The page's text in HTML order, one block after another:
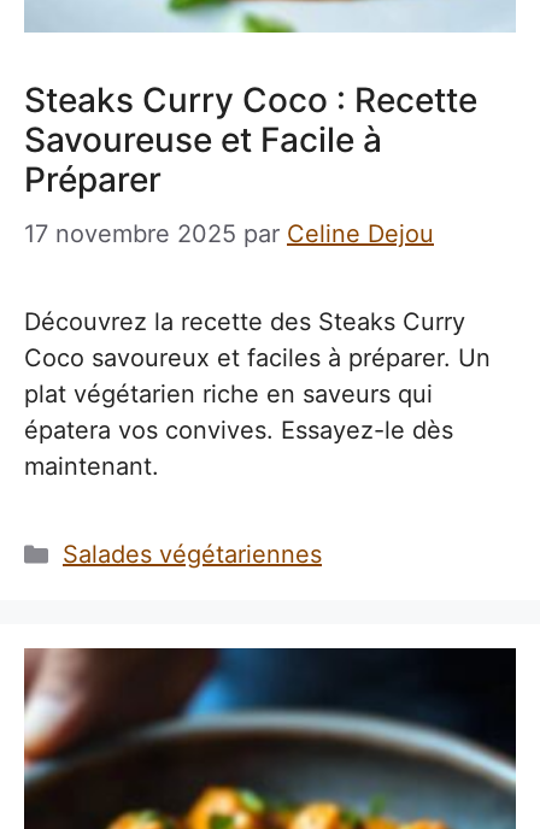
Steaks Curry Coco : Recette
Savoureuse et Facile à
Préparer
17 novembre 2025 par Celine Dejou
Découvrez la recette des Steaks Curry
Coco savoureux et faciles à préparer. Un
plat végétarien riche en saveurs qui
épatera vos convives. Essayez-le dès
maintenant.
Catégories
Salades végétariennes